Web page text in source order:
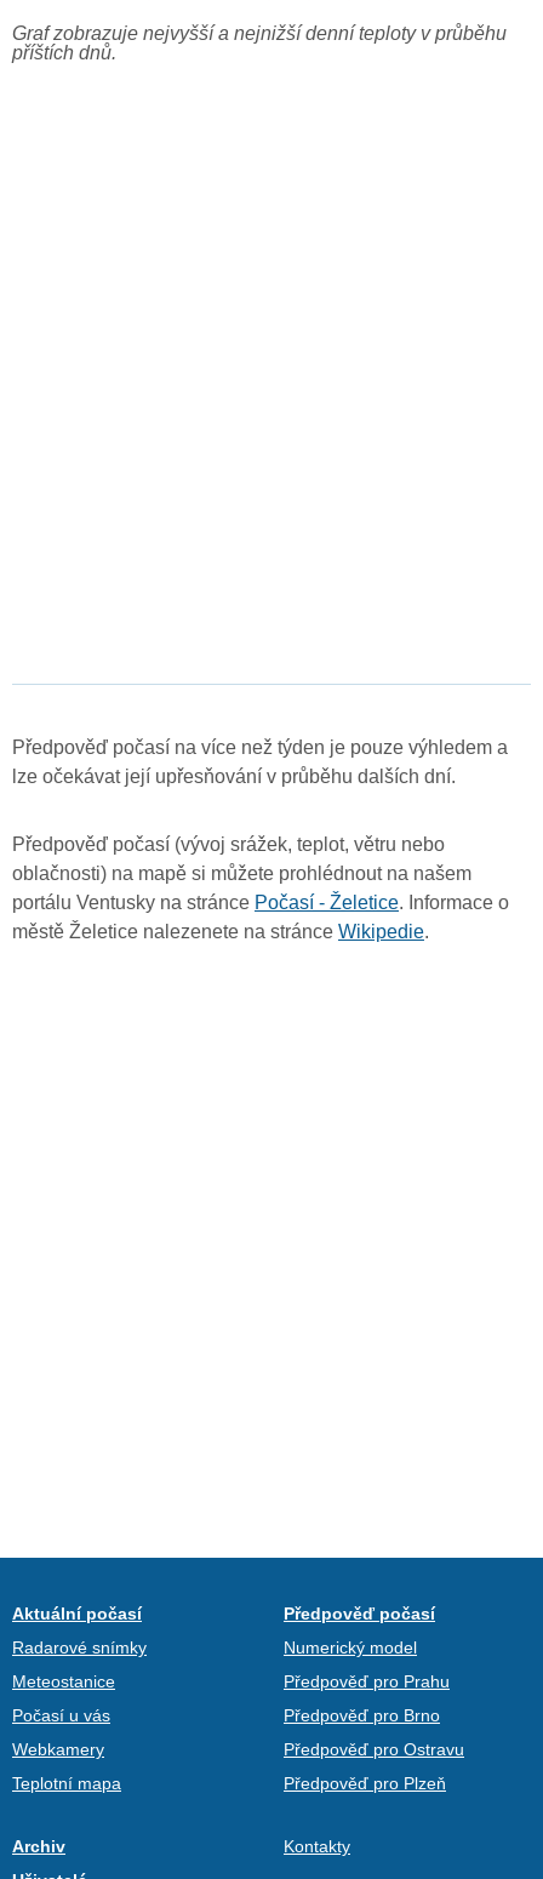
Graf zobrazuje nejvyšší a nejnižší denní teploty v průběhu
příštích dnů.
Předpověď počasí na více než týden je pouze výhledem a
lze očekávat její upřesňování v průběhu dalších dní.
Předpověď počasí (vývoj srážek, teplot, větru nebo
oblačnosti) na mapě si můžete prohlédnout na našem
portálu Ventusky na stránce Počasí - Želetice. Informace o
městě Želetice nalezenete na stránce Wikipedie.
Aktuální počasí
Radarové snímky
Meteostanice
Počasí u vás
Webkamery
Teplotní mapa
Předpověď počasí
Numerický model
Předpověď pro Prahu
Předpověď pro Brno
Předpověď pro Ostravu
Předpověď pro Plzeň
Archiv
Kontakty